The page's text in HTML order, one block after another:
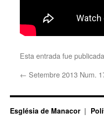
Esta entrada fue
← Setembre 2013 Num.
Església de Manacor